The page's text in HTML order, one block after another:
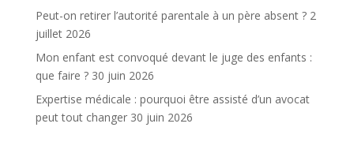
Peut-on retirer l’autorité parentale à un père absent ? 2
juillet 2026
Mon enfant est convoqué devant le juge des enfants :
que faire ? 30 juin 2026
Expertise médicale : pourquoi être assisté d’un avocat
peut tout changer 30 juin 2026